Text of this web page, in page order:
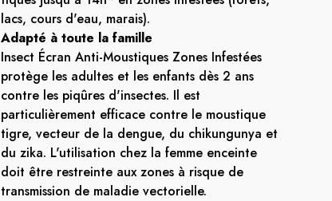
lacs, cours d'eau, marais).
Adapté à toute la famille
Insect Écran Anti-Moustiques Zones Infestées
protège les adultes et les enfants dès 2 ans
contre les piqûres d'insectes. Il est
particulièrement efficace contre le moustique
tigre, vecteur de la dengue, du chikungunya et
du zika. L'utilisation chez la femme enceinte
doit être restreinte aux zones à risque de
transmission de maladie vectorielle.